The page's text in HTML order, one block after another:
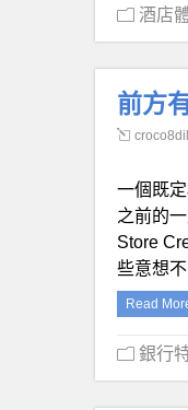
酒店
前方
一個既
之前的
Store
些意想
Read
銀行